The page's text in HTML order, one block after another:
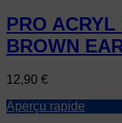
PRO
BROWN
Prix
12,90 €
Aperçu rapide